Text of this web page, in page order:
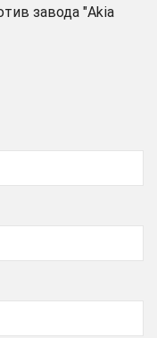
завода "Akia